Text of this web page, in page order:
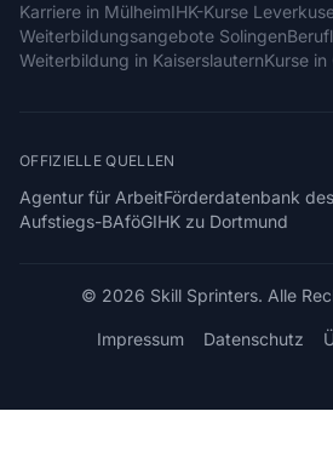
Karriere in MülheimIHK-Kurse
Weiterbildungsangebote Solingen
Weiterbildung in KaiserslauternKurse in
OFFIZIELLE QUELLEN
Agentur für ArbeitFörderdatenbank
Aufstiegs-BAföGIHK zu Dortmund
© 2026 Skill Sprinters. Alle
Impressum Datenschutz